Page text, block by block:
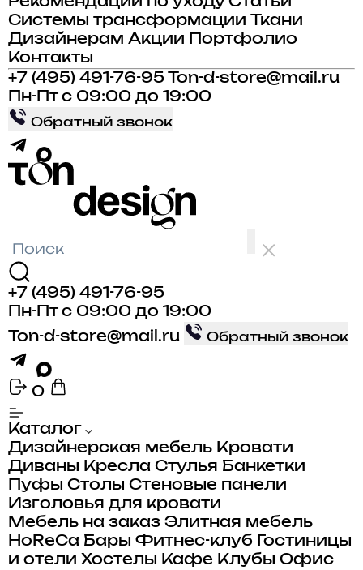
Системы трансформации
Ткани
Дизайнерам Акции
Портфолио
Контакты
+7 (495) 491-76-95
Ton-d-store@mail.ru
Пн-Пт с 09:00 до 19:00
Обратный звонок
+7 (495) 491-76-95
Пн-Пт с 09:00 до 19:00
Ton-d-store@mail.ru
Обратный звонок
0
Каталог
Дизайнерская мебель Кровати
Диваны Кресла Стулья Банкетки
Пуфы Столы Стеновые панели
Изголовья для кровати
Мебель на заказ Элитная мебель
HoReCa Бары Фитнес-клуб
Гостиницы
и отели Хостелы Кафе Клубы Офис